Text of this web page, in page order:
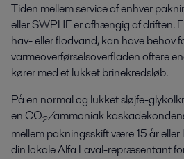
Tiden mellem service af enhver
eller SWPHE er afhængig af driften.
hav- eller flodvand, kan have behov
varmeoverførselsoverfladen oftere
kører med et lukket brinekredsløb.
På en normal og lukket sløjfe-
en CO2/ammoniak
mellem pakningsskift være 15 år
din lokale Alfa Laval-repræsentant